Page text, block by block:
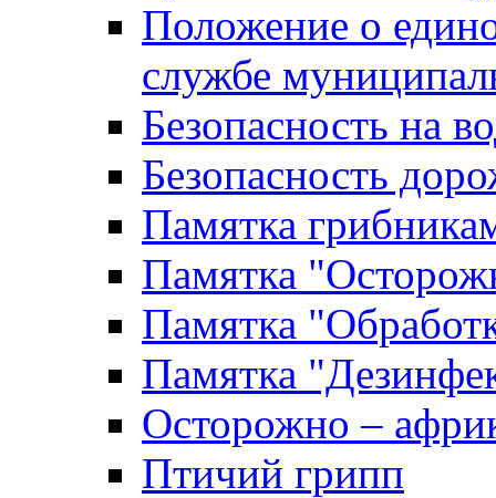
Положение о
службе
Безопасность на
Безопасность
Памятка
Памятка
Памятка
Памятка
Осторожно –
Птичий грипп